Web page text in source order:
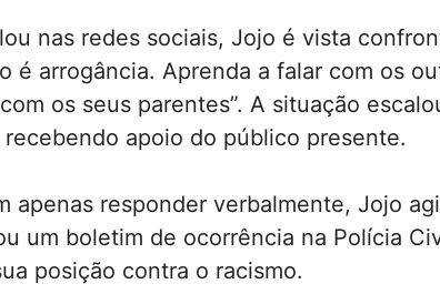
nas redes sociais, Jojo é vista
é arrogância. Aprenda a falar com os
os seus parentes”. A situação
apoio do público presente.
apenas responder verbalmente, Jojo
um boletim de ocorrência na Polícia
posição contra o racismo.